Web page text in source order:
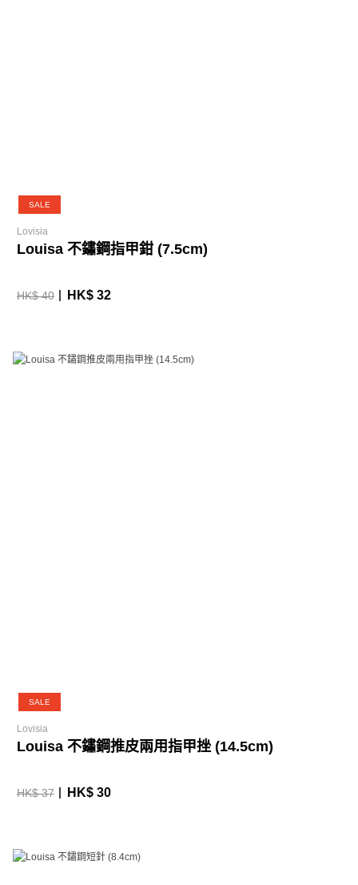
SALE
Lovisia
Louisa 不鏽鋼指甲鉗 (7.5cm)
HK$ 40 HK$ 32
SALE
Lovisia
Louisa 不鏽鋼推皮兩用指甲挫 (14.5cm)
HK$ 37 HK$ 30